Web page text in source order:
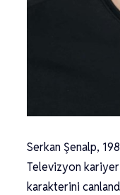
Serkan Şenalp,
Televizyon
karakterini